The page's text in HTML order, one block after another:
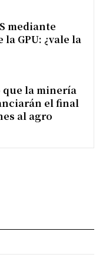
mediante
GPU: ¿vale la
la minería
el final
al agro